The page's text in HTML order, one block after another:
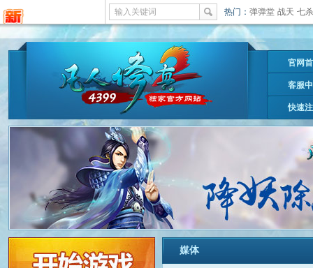
输入关键词 热门： 弹弹堂 战天 七杀
官网
客服
快速
媒体